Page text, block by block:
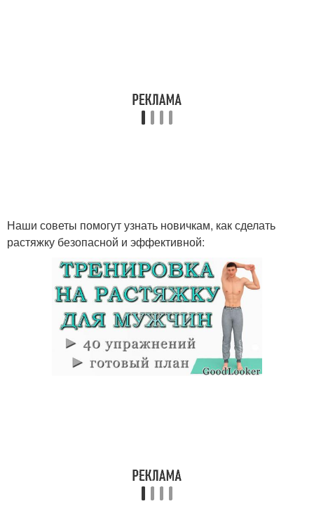
Наши советы помогут узнать новичкам, как сделать
растяжку безопасной и эффективной: